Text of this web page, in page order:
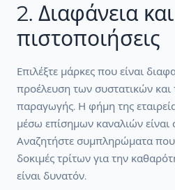
2. Διαφάνεια και
πιστοποιήσεις
Επιλέξτε μάρκες που είναι
προέλευση των συστατικών και
παραγωγής. Η φήμη της
μέσω επίσημων καναλιών είναι
Αναζητήστε συμπληρώματα
δοκιμές τρίτων για την
είναι δυνατόν.